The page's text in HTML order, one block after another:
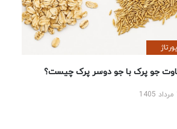
جو پرک با جو دوسر پرک چیست؟